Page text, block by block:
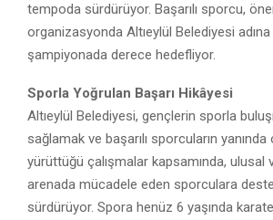
tempoda sürdürüyor. Başarılı sporcu,
organizasyonda Altıeylül Belediyesi adına
şampiyonada derece hedefliyor.
Sporla Yoğrulan Başarı Hikâyesi
Altıeylül Belediyesi, gençlerin sporla
sağlamak ve başarılı sporcuların
yürüttüğü çalışmalar kapsamında, ulusal
arenada mücadele eden sporculara
sürdürüyor. Spora henüz 6 yaşında